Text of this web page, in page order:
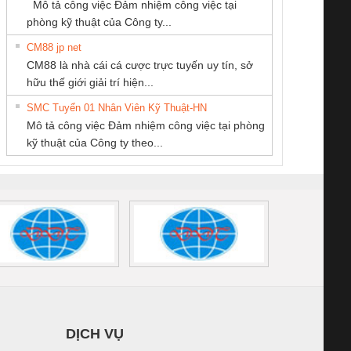
FSP/2X1/1X2
sát chuỗi
tấm pin
16I+
(2502520000)
Bộ chỉnh lưu nguồn
điện TRANSCLINIC
BKE 1K5.4
(7791400879)2. Giá
Nẹp nhôm chống
trơn Đà Nẵng
CONG TY TNHH
TM-DV DAI DONG
THANH
KINH DOANH
DỊCH VỤ XNK
PHƯƠNG NAM
Thiết Bị Điện Nam
Mô tả công việc Đảm nhiệm công việc tại
phòng kỹ thuật của Công ty...
CM88 jp net
CM88 là nhà cái cá cược trực tuyến uy tín, sở
hữu thế giới giải trí hiện...
SMC Tuyển 01 Nhân Viên Kỹ Thuật-HN
Mô tả công việc Đảm nhiệm công việc tại phòng
kỹ thuật của Công ty theo...
DỊCH VỤ